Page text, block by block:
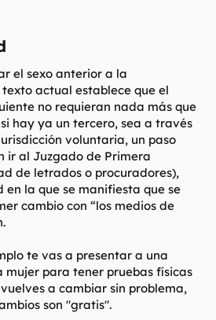
el sexo anterior a la
actual establece que el
no requieran nada más que
hay ya un tercero, sea a través
voluntaria, un paso
ir al Juzgado de Primera
de letrados o procuradores),
en la que se manifiesta que se
cambio con “los medios de
te vas a presentar a una
mujer para tener pruebas físicas
a cambiar sin problema,
son "gratis".